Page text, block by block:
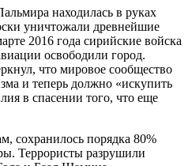
находилась в руках
уничтожали древнейшие
2016 года сирийские войска
освободили город.
что мировое сообщество
и теперь должно «искупить
в спасении того, что еще
сохранилось порядка 80%
Террористы разрушили